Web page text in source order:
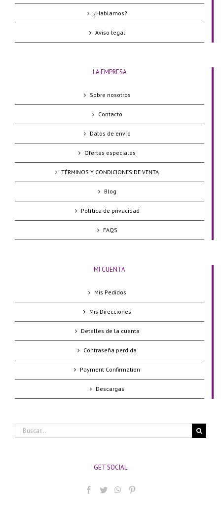
¿Hablamos?
Aviso legal
LA EMPRESA
Sobre nosotros
Contacto
Datos de envío
Ofertas especiales
TÉRMINOS Y CONDICIONES DE VENTA
Blog
Política de privacidad
FAQS
MI CUENTA
Mis Pedidos
Mis Direcciones
Detalles de la cuenta
Contraseña perdida
Payment Confirmation
Descargas
Buscar:
GET SOCIAL